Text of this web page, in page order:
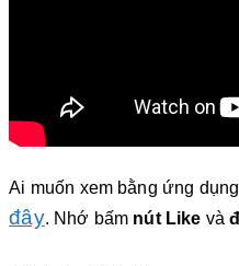
Ai muốn xem bằng ứng
đây. Nhớ bấm nút Like và